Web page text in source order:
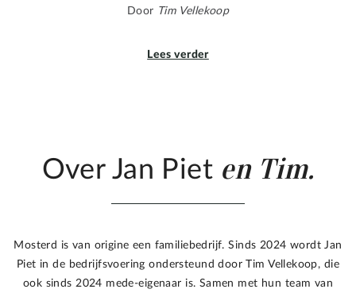
Door Tim Vellekoop
Lees verder
Over Jan Piet en Tim.
Mosterd is van origine een familiebedrijf. Sinds 2024 wordt Jan
Piet in de bedrijfsvoering ondersteund door Tim Vellekoop, die
ook sinds 2024 mede-eigenaar is. Samen met hun team van